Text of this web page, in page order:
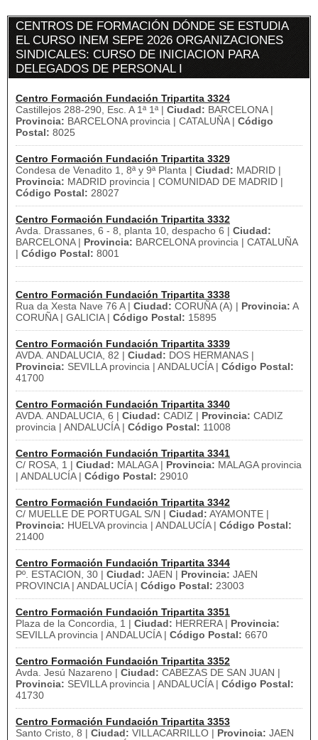
CENTROS DE FORMACIÓN DÓNDE SE ESTUDIA
EL CURSO INEM SEPE 2026 ORGANIZACIONES
SINDICALES: CURSO DE INICIACION PARA
DELEGADOS DE PERSONAL I
Centro Formación Fundación Tripartita 3324
Castillejos 288-290, Esc. A 1ª 1ª | Ciudad: BARCELONA |
Provincia: BARCELONA provincia | CATALUÑA | Código
Postal: 8025
Centro Formación Fundación Tripartita 3329
Condesa de Venadito 1, 8ª y 9ª Planta | Ciudad: MADRID |
Provincia: MADRID provincia | COMUNIDAD DE MADRID |
Código Postal: 28027
Centro Formación Fundación Tripartita 3332
Avda. Drassanes, 6 - 8, planta 10, despacho 6 | Ciudad:
BARCELONA | Provincia: BARCELONA provincia | CATALUÑA
| Código Postal: 8001
Centro Formación Fundación Tripartita 3338
Rua da Xesta Nave 76 A | Ciudad: CORUÑA (A) | Provincia: A
CORUÑA | GALICIA | Código Postal: 15895
Centro Formación Fundación Tripartita 3339
AVDA. ANDALUCIA, 82 | Ciudad: DOS HERMANAS |
Provincia: SEVILLA provincia | ANDALUCÍA | Código Postal:
41700
Centro Formación Fundación Tripartita 3340
AVDA. ANDALUCIA, 6 | Ciudad: CADIZ | Provincia: CADIZ
provincia | ANDALUCÍA | Código Postal: 11008
Centro Formación Fundación Tripartita 3341
C/ ROSA, 1 | Ciudad: MALAGA | Provincia: MALAGA provincia
| ANDALUCÍA | Código Postal: 29010
Centro Formación Fundación Tripartita 3342
C/ MUELLE DE PORTUGAL S/N | Ciudad: AYAMONTE |
Provincia: HUELVA provincia | ANDALUCÍA | Código Postal:
21400
Centro Formación Fundación Tripartita 3344
Pº. ESTACION, 30 | Ciudad: JAEN | Provincia: JAEN
PROVINCIA | ANDALUCÍA | Código Postal: 23003
Centro Formación Fundación Tripartita 3351
Plaza de la Concordia, 1 | Ciudad: HERRERA | Provincia:
SEVILLA provincia | ANDALUCÍA | Código Postal: 6670
Centro Formación Fundación Tripartita 3352
Avda. Jesú Nazareno | Ciudad: CABEZAS DE SAN JUAN |
Provincia: SEVILLA provincia | ANDALUCÍA | Código Postal:
41730
Centro Formación Fundación Tripartita 3353
Santo Cristo, 8 | Ciudad: VILLACARRILLO | Provincia: JAEN